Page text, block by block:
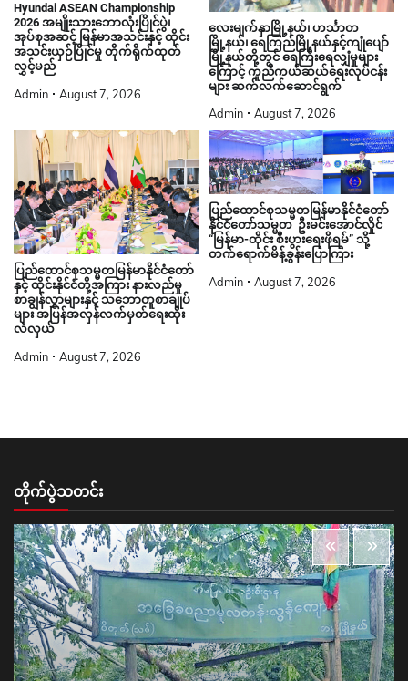
Hyundai ASEAN Championship
2026 အမျိုးသားဘောလုံးပြိုင်ပွဲ၊
အုပ်စုအဆင့် မြန်မာအသင်းနှင့် ထိုင်း
အသင်းယှဉ်ပြိုင်မှု တိုက်ရိုက်ထုတ်
လွှင့်မည်
Admin August 7, 2026
လေးမျက်နှာမြို့နယ်၊ ဟင်္သာတ
မြို့နယ်၊ ရေကြည်မြို့နယ်နှင့်ကျုံပျော်
မြို့နယ်တို့တွင် ရေကြီးရေလျှံမှုများ
ကြောင့် ကူညီကယ်ဆယ်ရေးလုပ်ငန်း
များ ဆက်လက်ဆောင်ရွက်
Admin August 7, 2026
ပြည်ထောင်စုသမ္မတမြန်မာနိုင်ငံတော်
နှင့် ထိုင်းနိုင်ငံတို့အကြား နားလည်မှု
စာချွန်လွှာများနှင့် သဘောတူစာချုပ်
များ အပြန်အလှန်လက်မှတ်ရေးထိုး
လဲလှယ်
Admin August 7, 2026
ပြည်ထောင်စုသမ္မတမြန်မာနိုင်ငံတော်
နိုင်ငံတော်သမ္မတ ဦးမင်းအောင်လှိုင်
“မြန်မာ-ထိုင်း စီးပွားရေးဖိုရမ်” သို့
တက်ရောက်မိန့်ခွန်းပြောကြား
Admin August 7, 2026
တိုက်ပွဲသတင်း